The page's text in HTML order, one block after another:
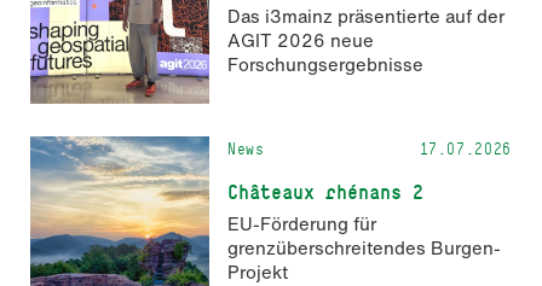
Das i3mainz präsentierte auf der
AGIT 2026 neue
Forschungsergebnisse
News 17.07.2026
Châteaux rhénans 2
EU-Förderung für
grenzüberschreitendes Burgen-
Projekt